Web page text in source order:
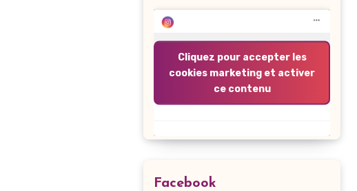
Cliquez pour accepter les
cookies marketing et activer
ce contenu
Facebook